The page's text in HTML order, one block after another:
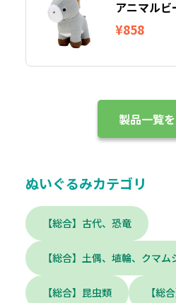
アニマル
¥858
製品一覧
ぬいぐるみカテゴリ
【総合】古代、恐竜
【総合】土偶、埴輪、クマム
【総合】昆虫類 【総